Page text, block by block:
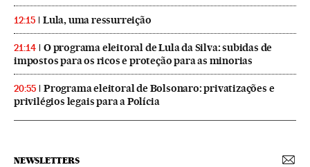
12:15 Lula, uma ressurreição
21:14
O programa eleitoral de Lula da Silva: subidas de
impostos para os ricos e proteção para as minorias
20:55
Programa eleitoral de Bolsonaro: privatizações e
privilégios legais para a Polícia
NEWSLETTERS